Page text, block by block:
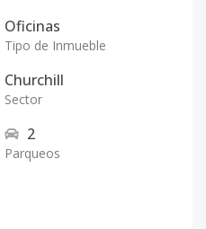
Oficinas
Tipo de Inmueble
Churchill
Sector
2
Parqueos